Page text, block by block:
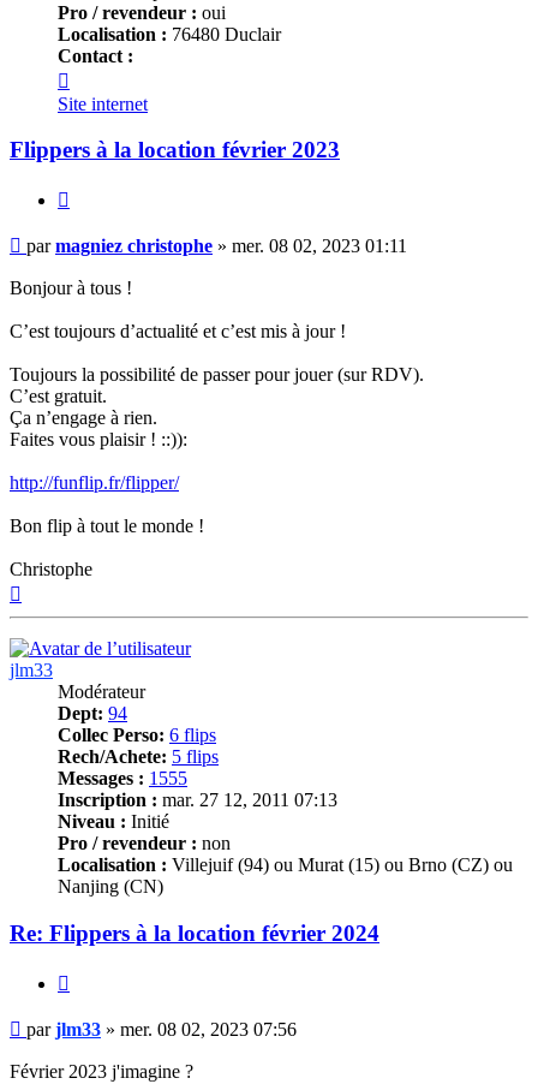
Pro / revendeur : oui
Localisation : 76480 Duclair
Contact :
magniez
christophe
Site internet
Flippers à la location février 2023
Message
parmagniez christophe » mer. 08 02, 2023 01:11
Bonjour à tous !
C’est toujours d’actualité et c’est mis à jour !
Toujours la possibilité de passer pour jouer (sur RDV).
C’est gratuit.
Ça n’engage à rien.
Faites vous plaisir ! ::)):
http://funflip.fr/flipper/
Bon flip à tout le monde !
Christophe
jlm33
Modérateur
Dept: 94
Collec Perso: 6 flips
Rech/Achete: 5 flips
Messages : 1555
Inscription : mar. 27 12, 2011 07:13
Niveau : Initié
Pro / revendeur : non
Localisation : Villejuif (94) ou Murat (15) ou Brno (CZ) ou
Nanjing (CN)
Re: Flippers à la location février 2024
Message
parjlm33 » mer. 08 02, 2023 07:56
Février 2023 j'imagine ?